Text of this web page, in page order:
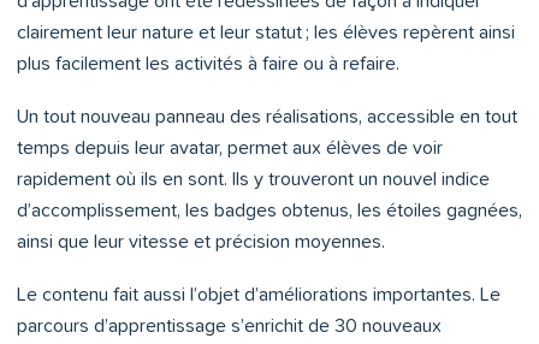
clairement leur nature et leur statut ; les élèves repèrent ainsi
plus facilement les activités à faire ou à refaire.
Un tout nouveau panneau des réalisations, accessible en tout
temps depuis leur avatar, permet aux élèves de voir
rapidement où ils en sont. Ils y trouveront un nouvel indice
d’accomplissement, les badges obtenus, les étoiles gagnées,
ainsi que leur vitesse et précision moyennes.
Le contenu fait aussi l’objet d’améliorations importantes. Le
parcours d’apprentissage s’enrichit de 30 nouveaux